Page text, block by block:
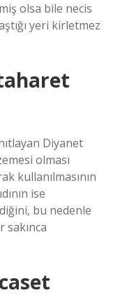
olsa bile necis
yeri kirletmez
Diyanet
olması
kullanılmasının
ise
bu nedenle
sakınca